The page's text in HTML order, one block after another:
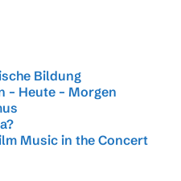
Bildung
– Heute – Morgen
Music in the Concert